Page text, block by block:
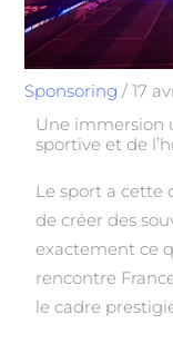
Sponsoring /17
Une immersion
sportive et de
Le sport a cette
de créer des
exactement ce
rencontre
le cadre